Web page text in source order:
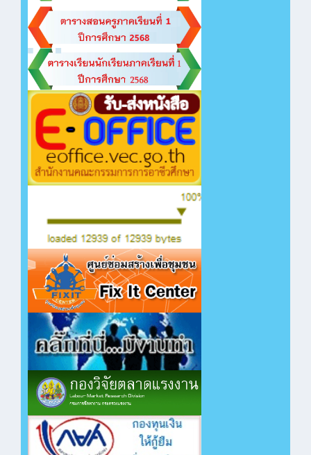
ซื้อหนังสือเรียนระดับ ปวช. ภาคเรียนที่ 2 ปีการ
ศึกษา 2568
คลิกเพื่อเปิดไฟล์ PDF
หน้าถัดไป...
คลิกเพื่อเปิดไฟล์ PDF